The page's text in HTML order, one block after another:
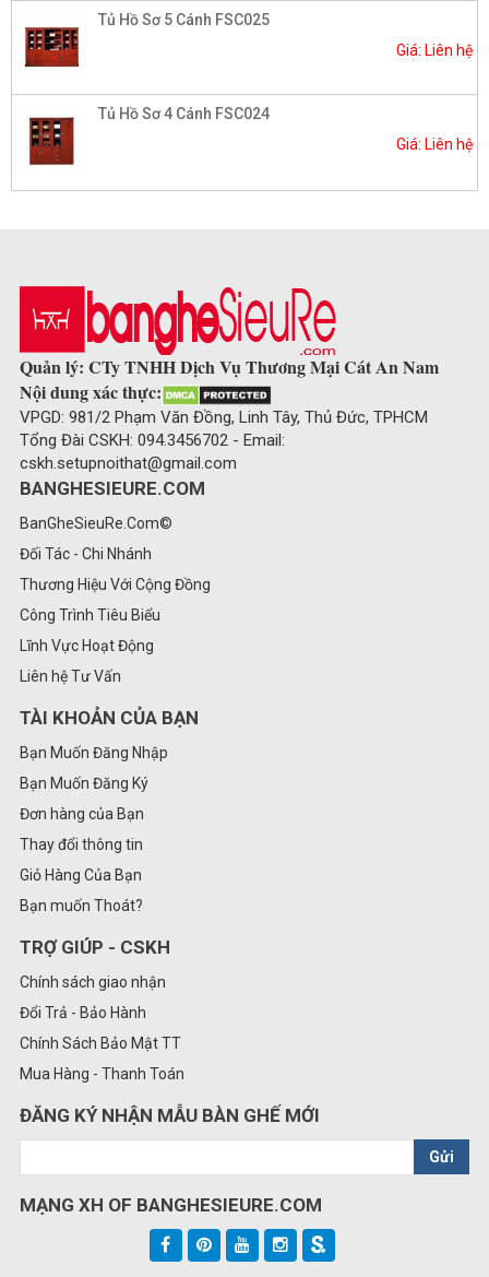
Tủ Hồ Sơ 5 Cánh FSC025
Giá: Liên hệ
Tủ Hồ Sơ 4 Cánh FSC024
Giá: Liên hệ
Quản lý: CTy TNHH Dịch Vụ Thương Mại Cát An Nam
Nội dung xác thực:
VPGD: 981/2 Phạm Văn Đồng, Linh Tây, Thủ Đức, TPHCM
Tổng Đài CSKH: 094.3456702 - Email:
cskh.setupnoithat@gmail.com
BANGHESIEURE.COM
BanGheSieuRe.Com©
Đối Tác - Chi Nhánh
Thương Hiệu Với Cộng Đồng
Công Trình Tiêu Biểu
Lĩnh Vực Hoạt Động
Liên hệ Tư Vấn
TÀI KHOẢN CỦA BẠN
Bạn Muốn Đăng Nhập
Bạn Muốn Đăng Ký
Đơn hàng của Bạn
Thay đổi thông tin
Giỏ Hàng Của Bạn
Bạn muốn Thoát?
TRỢ GIÚP - CSKH
Chính sách giao nhận
Đổi Trả - Bảo Hành
Chính Sách Bảo Mật TT
Mua Hàng - Thanh Toán
ĐĂNG KÝ NHẬN MẪU BÀN GHẾ MỚI
Gửi
MẠNG XH OF BANGHESIEURE.COM